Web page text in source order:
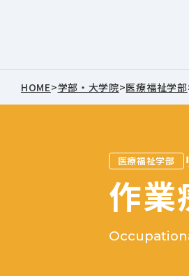
HOME>学部・大学院>医療福祉学部
医療福祉学部
作業